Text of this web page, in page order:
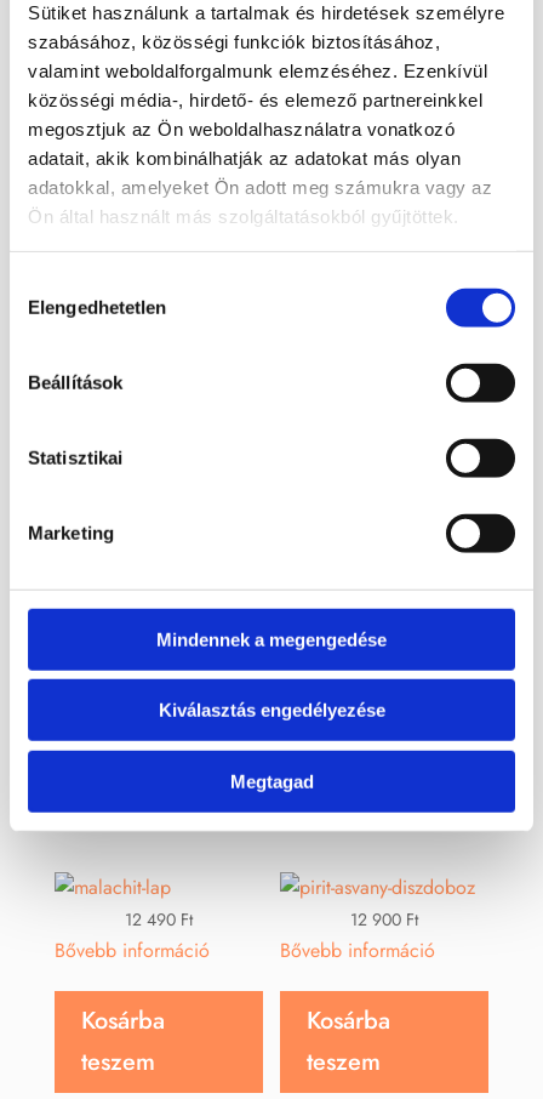
Sütiket használunk a tartalmak és hirdetések személyre
szabásához, közösségi funkciók biztosításához,
valamint weboldalforgalmunk elemzéséhez. Ezenkívül
közösségi média-, hirdető- és elemező partnereinkkel
megosztjuk az Ön weboldalhasználatra vonatkozó
adatait, akik kombinálhatják az adatokat más olyan
adatokkal, amelyeket Ön adott meg számukra vagy az
Ön által használt más szolgáltatásokból gyűjtöttek.
kiválasztása
Elengedhetetlen
Beállítások
Statisztikai
Marketing
Mindennek a megengedése
Kiválasztás engedélyezése
Megtagad
Kapcsolódó termékek
4 490Ft
Bővebb információ
Kosárba
4 490Ft
Bővebb információ
Tovább
olvasom
Érdekelhetnek még…
12 490 Ft
Bővebb információ
Kosárba
teszem
12 900 Ft
Bővebb információ
Kosárba
teszem